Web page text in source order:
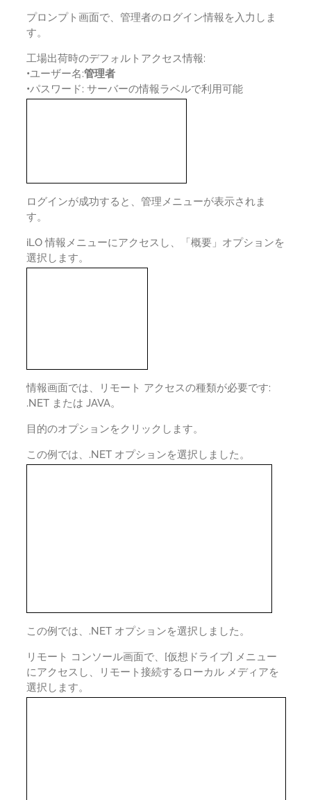
プロンプト画面で、管理者のログイン情報を入力しま
す。
工場出荷時のデフォルトアクセス情報:
•ユーザー名:管理者
•パスワード: サーバーの情報ラベルで利用可能
ログインが成功すると、管理メニューが表示されま
す。
iLO 情報メニューにアクセスし、「概要」オプションを
選択します。
情報画面では、リモート アクセスの種類が必要です:
.NET または JAVA。
目的のオプションをクリックします。
この例では、.NET オプションを選択しました。
この例では、.NET オプションを選択しました。
リモート コンソール画面で、[仮想ドライブ] メニュー
にアクセスし、リモート接続するローカル メディアを
選択します。